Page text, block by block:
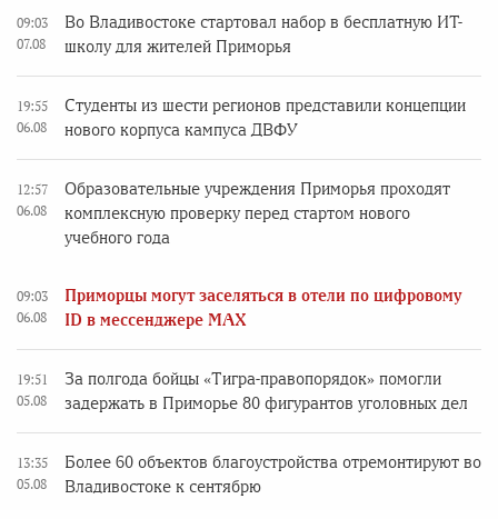
09:03
07.08
Во Владивостоке стартовал набор в бесплатную ИТ-
школу для жителей Приморья
19:55
06.08
Студенты из шести регионов представили концепции
нового корпуса кампуса ДВФУ
12:57
06.08
Образовательные учреждения Приморья проходят
комплексную проверку перед стартом нового
учебного года
09:03
06.08
Приморцы могут заселяться в отели по цифровому
ID в мессенджере MAX
19:51
05.08
За полгода бойцы «Тигра-правопорядок» помогли
задержать в Приморье 80 фигурантов уголовных дел
13:35
05.08
Более 60 объектов благоустройства отремонтируют во
Владивостоке к сентябрю